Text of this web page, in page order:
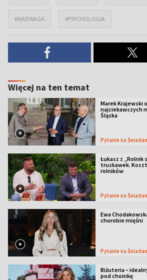
#NADWAGA #PSYCHOLOGIA
Więcej na ten temat
Marek Krajewski
najciekawszych
Śląska
Pytanie na
Łukasz z „Rolnik
truskawek.
rolników
Pytanie na
Ewa
chorobie mięśni
Pytanie na
Biżuteria –
pod choinkę